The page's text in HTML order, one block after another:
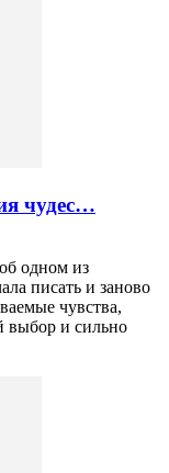
чудес…
одном из
писать и заново
чувства,
выбор и сильно